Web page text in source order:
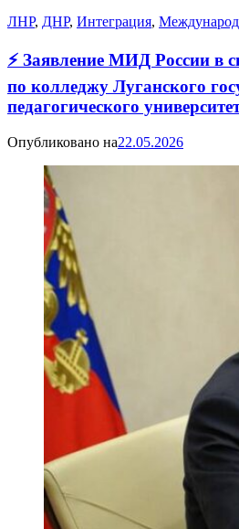
ЛНР, ДНР, Интеграция,
⚡️ Заявление МИД России в
по колледжу Луганского
педагогического
Опубликовано на22.05.2026